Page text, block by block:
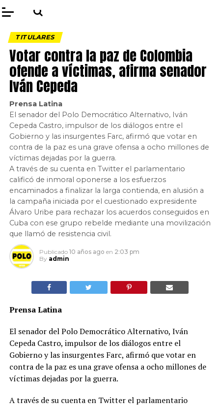
TITULARES
Votar contra la paz de Colombia
ofende a víctimas, afirma senador
Iván Cepeda
Prensa Latina
El senador del Polo Democrático Alternativo, Iván
Cepeda Castro, impulsor de los diálogos entre el
Gobierno y las insurgentes Farc, afirmó que votar en
contra de la paz es una grave ofensa a ocho millones de
víctimas dejadas por la guerra.
A través de su cuenta en Twitter el parlamentario
calificó de inmoral oponerse a los esfuerzos
encaminados a finalizar la larga contienda, en alusión a
la campaña iniciada por el cuestionado expresidente
Álvaro Uribe para rechazar los acuerdos conseguidos en
Cuba con ese grupo rebelde mediante una movilización
que llamó de resistencia civil.
Publicado 10 años ago en 2:03 pm
By admin
Prensa Latina
El senador del Polo Democrático Alternativo, Iván
Cepeda Castro, impulsor de los diálogos entre el
Gobierno y las insurgentes Farc, afirmó que votar en
contra de la paz es una grave ofensa a ocho millones de
víctimas dejadas por la guerra.
A través de su cuenta en Twitter el parlamentario